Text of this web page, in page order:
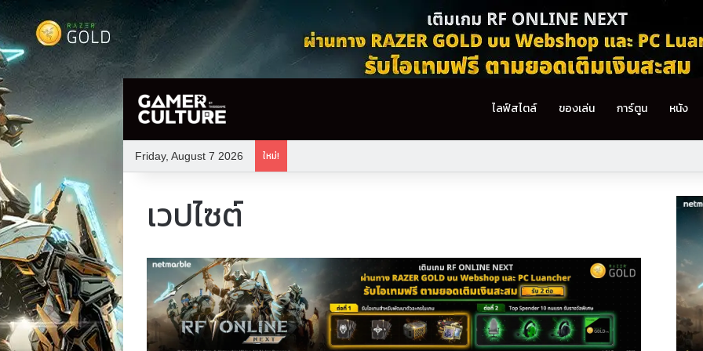
ไลฟ์สไตล์ ของเล่น การ์ตูน หนัง
Friday, August 7 2026 ใหม่!
เวปไซต์